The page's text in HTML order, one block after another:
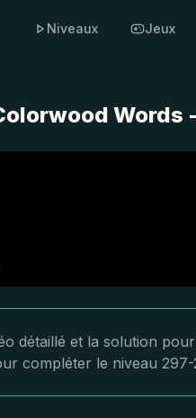
Niveaux Jeux
Words
détaillé et la solution
compléter le niveau